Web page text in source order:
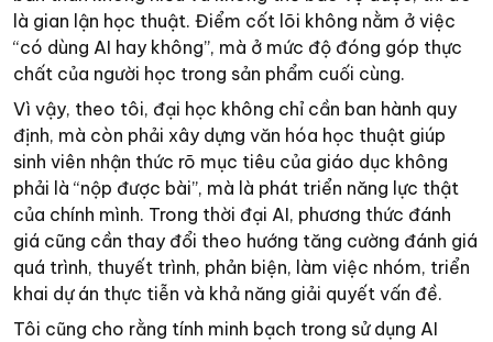
là gian lận học thuật. Điểm cốt lõi không nằm ở việc
“có dùng AI hay không”, mà ở mức độ đóng góp thực
chất của người học trong sản phẩm cuối cùng.
Vì vậy, theo tôi, đại học không chỉ cần ban hành quy
định, mà còn phải xây dựng văn hóa học thuật giúp
sinh viên nhận thức rõ mục tiêu của giáo dục không
phải là “nộp được bài”, mà là phát triển năng lực thật
của chính mình. Trong thời đại AI, phương thức đánh
giá cũng cần thay đổi theo hướng tăng cường đánh giá
quá trình, thuyết trình, phản biện, làm việc nhóm, triển
khai dự án thực tiễn và khả năng giải quyết vấn đề.
Tôi cũng cho rằng tính minh bạch trong sử dụng AI